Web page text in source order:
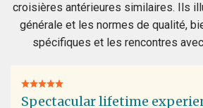
croisières antérieures similaires. Ils
générale et les normes de qualité,
spécifiques et les rencontres
Spectacular lifetime